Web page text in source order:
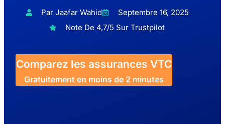
Par Jaafar Wahid
Septembre 16, 2025
Note De 4,7/5 Sur Trustpilot
Comparez les assurances VTC
Gratuitement en moins de 2 minutes